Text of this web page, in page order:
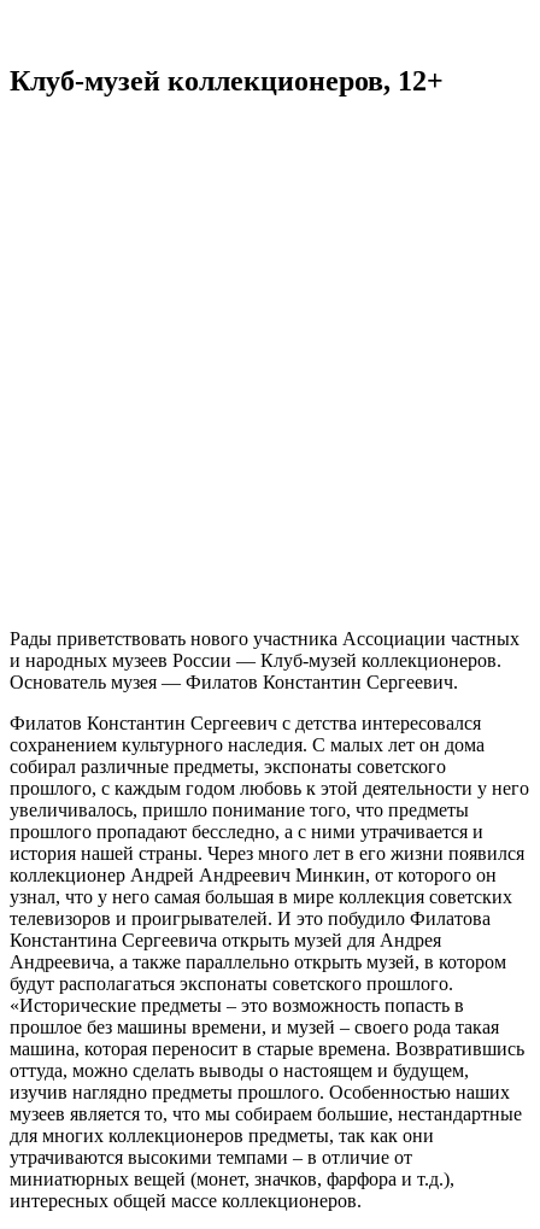
Клуб-музей коллекционеров, 12+
Рады приветствовать нового участника Ассоциации частных
и народных музеев России — Клуб-музей коллекционеров.
Основатель музея — Филатов Константин Сергеевич.
Филатов Константин Сергеевич с детства интересовался
сохранением культурного наследия. С малых лет он дома
собирал различные предметы, экспонаты советского
прошлого, с каждым годом любовь к этой деятельности у него
увеличивалось, пришло понимание того, что предметы
прошлого пропадают бесследно, а с ними утрачивается и
история нашей страны. Через много лет в его жизни появился
коллекционер Андрей Андреевич Минкин, от которого он
узнал, что у него самая большая в мире коллекция советских
телевизоров и проигрывателей. И это побудило Филатова
Константина Сергеевича открыть музей для Андрея
Андреевича, а также параллельно открыть музей, в котором
будут располагаться экспонаты советского прошлого.
«Исторические предметы – это возможность попасть в
прошлое без машины времени, и музей – своего рода такая
машина, которая переносит в старые времена. Возвратившись
оттуда, можно сделать выводы о настоящем и будущем,
изучив наглядно предметы прошлого. Особенностью наших
музеев является то, что мы собираем большие, нестандартные
для многих коллекционеров предметы, так как они
утрачиваются высокими темпами – в отличие от
миниатюрных вещей (монет, значков, фарфора и т.д.),
интересных общей массе коллекционеров.